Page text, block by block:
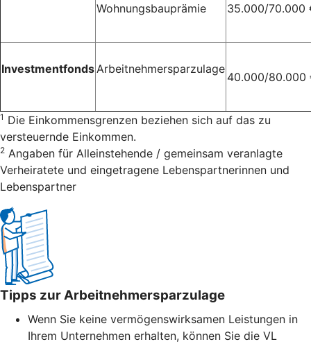
Wohnungsbauprämie 35.000/70.000
Investmentfonds Arbeitnehmersparzulage
40.000/80.000
1 Die Einkommensgrenzen beziehen sich auf das zu
versteuernde Einkommen.
2 Angaben für Alleinstehende / gemeinsam veranlagte
Verheiratete und eingetragene Lebenspartnerinnen und
Lebenspartner
Tipps zur Arbeitnehmersparzulage
Wenn Sie keine vermögenswirksamen Leistungen in
Ihrem Unternehmen erhalten, können Sie die VL